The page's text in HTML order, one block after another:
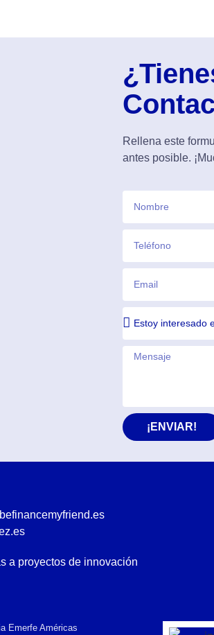
Rellena este
antes posible.
¡ENVIAR!
a proyectos de innovación
Emerfe Américas